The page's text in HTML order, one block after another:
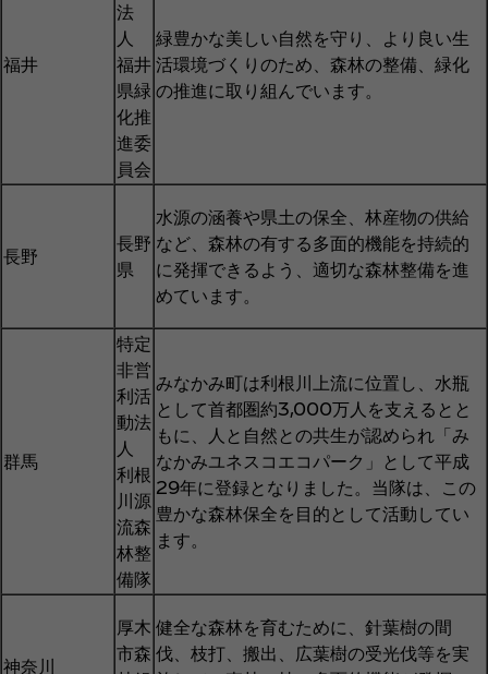
福井
法
人
福井
県緑
化推
進委
員会
緑豊かな美しい自然を守り、より良い生
活環境づくりのため、森林の整備、緑化
の推進に取り組んでいます。
長野
長野
県
水源の涵養や県土の保全、林産物の供給
など、森林の有する多面的機能を持続的
に発揮できるよう、適切な森林整備を進
めています。
群馬
特定
非営
利活
動法
人
利根
川源
流森
林整
備隊
みなかみ町は利根川上流に位置し、水瓶
として首都圏約3,000万人を支えるとと
もに、人と自然との共生が認められ「み
なかみユネスコエコパーク」として平成
29年に登録となりました。当隊は、この
豊かな森林保全を目的として活動してい
ます。
神奈川
厚木
市森
健全な森林を育むために、針葉樹の間
伐、枝打、搬出、広葉樹の受光伐等を実